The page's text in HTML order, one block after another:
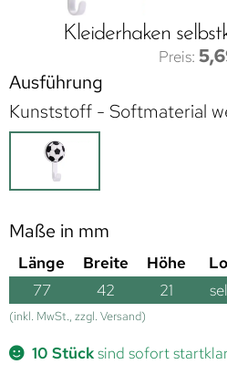
Kleiderhaken
Ausführung
Kunststoff - Softmaterial
Maße in mm
Länge Breite Höhe
77
42 21
(inkl. MwSt., zzgl. Versand)
10 Stücksind sofort